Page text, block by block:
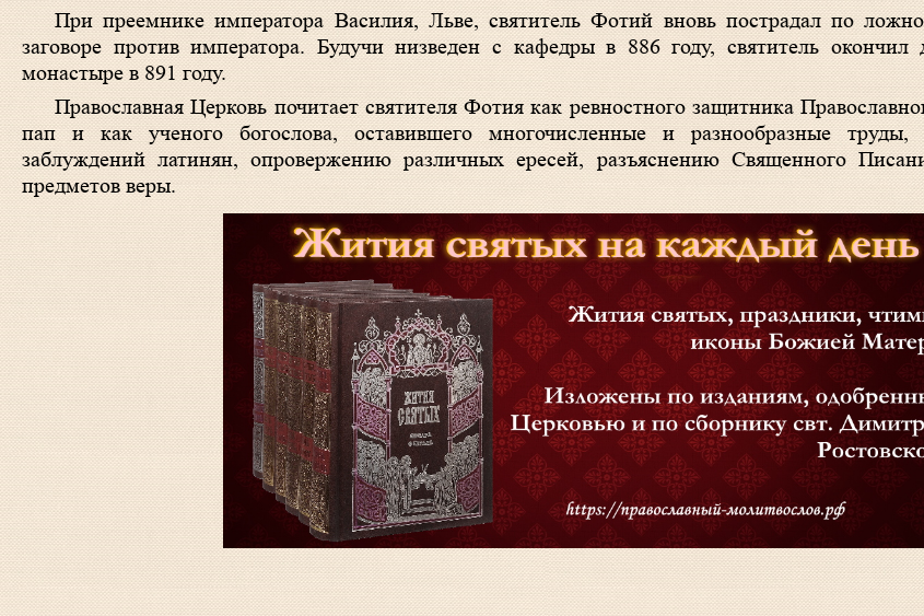
При преемнике императора Василия, Льве, святитель Фотий вновь пострадал по
заговоре против императора. Будучи низведен с кафедры в 886 году, святитель
монастыре в 891 году.
Православная Церковь почитает святителя Фотия как ревностного защитника
пап и как ученого богослова, оставившего многочисленные и разнообразные
заблуждений латинян, опровержению различных ересей, разъяснению Священного
предметов веры.